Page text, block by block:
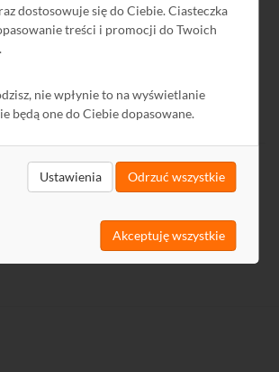
dostosowuje się do Ciebie. Ciasteczka
treści i promocji do Twoich
nie wpłynie to na wyświetlanie
będą one do Ciebie dopasowane.
Ustawienia Odrzuć wszystkie
Akceptuję wszystkie